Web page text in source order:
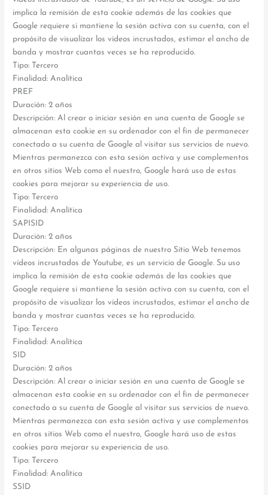
implica la remisión de esta cookie además de las cookies que
Google requiere si mantiene la sesión activa con su cuenta, con el
propósito de visualizar los vídeos incrustados, estimar el ancho de
banda y mostrar cuantas veces se ha reproducido.
Tipo: Tercero
Finalidad: Analítica
PREF
Duración: 2 años
Descripción: Al crear o iniciar sesión en una cuenta de Google se
almacenan esta cookie en su ordenador con el fin de permanecer
conectado a su cuenta de Google al visitar sus servicios de nuevo.
Mientras permanezca con esta sesión activa y use complementos
en otros sitios Web como el nuestro, Google hará uso de estas
cookies para mejorar su experiencia de uso.
Tipo: Tercero
Finalidad: Analítica
SAPISID
Duración: 2 años
Descripción: En algunas páginas de nuestro Sitio Web tenemos
vídeos incrustados de Youtube, es un servicio de Google. Su uso
implica la remisión de esta cookie además de las cookies que
Google requiere si mantiene la sesión activa con su cuenta, con el
propósito de visualizar los vídeos incrustados, estimar el ancho de
banda y mostrar cuantas veces se ha reproducido.
Tipo: Tercero
Finalidad: Analítica
SID
Duración: 2 años
Descripción: Al crear o iniciar sesión en una cuenta de Google se
almacenan esta cookie en su ordenador con el fin de permanecer
conectado a su cuenta de Google al visitar sus servicios de nuevo.
Mientras permanezca con esta sesión activa y use complementos
en otros sitios Web como el nuestro, Google hará uso de estas
cookies para mejorar su experiencia de uso.
Tipo: Tercero
Finalidad: Analítica
SSID